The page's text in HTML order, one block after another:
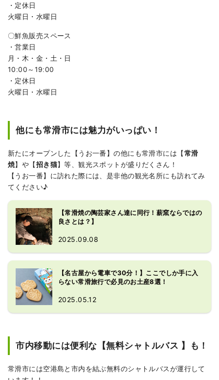
・定休日
火曜日・水曜日
〇鮮魚販売スペース
・営業日
月・木・金・土・日
10ː00～19ː00
・定休日
火曜日・水曜日
他にも常滑市には魅力がいっぱい！
新たにオープンした【うお一番】の他にも常滑市には【常滑
焼】や【招き猫】等、観光スポットが盛りだくさん！
【うお一番】に訪れた際には、是非他の観光名所にも訪れてみ
てください♪
【常滑焼の陶芸家さん達に同行！薪窯ならではの
良さとは？】
2025.09.08
【名古屋から電車で30分！】ここでしか手に入
らない常滑旅行で必見のお土産8選！
2025.05.12
市内移動には便利な【無料シャトルバス 】も！
常滑市には空港島と市内を結ぶ無料のシャトルバスが運行して